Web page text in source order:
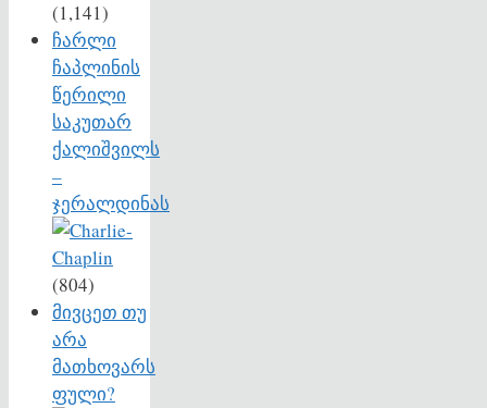
(1,141)
ჩარლი
ჩაპლინის
წერილი
საკუთარ
ქალიშვილს
–
ჯერალდინას
(804)
მივცეთ თუ
არა
მათხოვარს
ფული?